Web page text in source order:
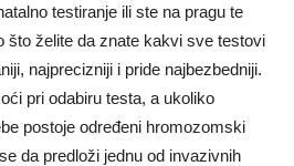
testiranje ili ste na pragu te
što želite da znate kakvi sve testovi
najprecizniji i pride najbezbedniji.
pri odabiru testa, a ukoliko
postoje određeni hromozomski
da predloži jednu od invazivnih